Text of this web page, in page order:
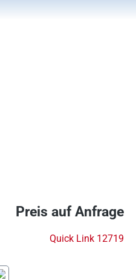
Preis auf Anfrage
Quick Link 12719